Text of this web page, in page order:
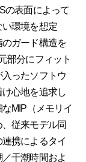
の表面によって
環境を想定
ガード構造を
部分にフィット
ったソフトウ
心地を追求し
MIP（メモリイ
従来モデル同
携によるタイ
干潮時間およ